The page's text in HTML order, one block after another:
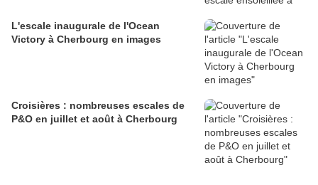
L'escale inaugurale de l'Ocean
Victory à Cherbourg en images
Croisières : nombreuses escales de
P&O en juillet et août à Cherbourg